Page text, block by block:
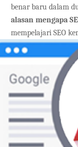
benar baru dalam
alasan mengapa
mempelajari SEO